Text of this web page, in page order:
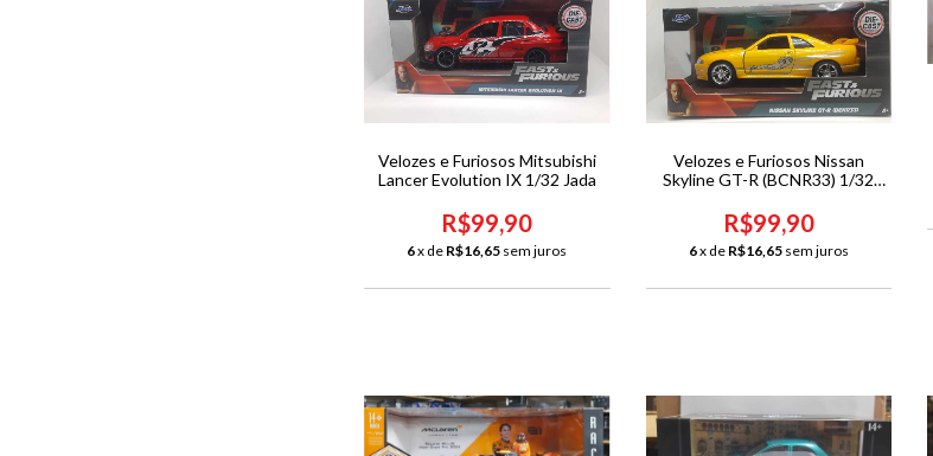
Velozes e Furiosos Mitsubishi
Lancer Evolution IX 1/32 Jada
R$99,90
6x de R$16,65 sem juros
Velozes e Furiosos Nissan
Skyline GT-R (BCNR33) 1/32
R$99,90
6x de R$16,65 sem juros